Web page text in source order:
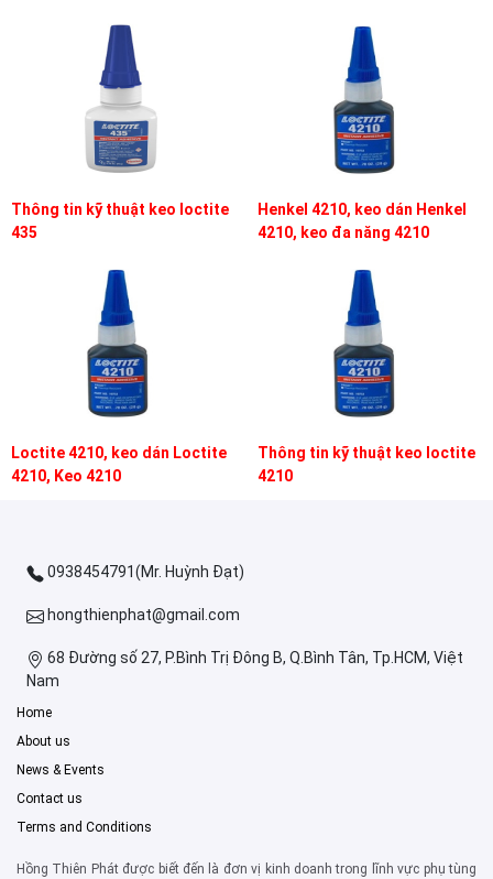
Thông tin kỹ thuật keo loctite
435
Henkel 4210, keo dán Henkel
4210, keo đa năng 4210
Loctite 4210, keo dán Loctite
4210, Keo 4210
Thông tin kỹ thuật keo loctite
4210
0938454791(Mr. Huỳnh Đạt)
hongthienphat@gmail.com
68 Đường số 27, P.Bình Trị Đông B, Q.Bình Tân, Tp.HCM, Việt
Nam
Home
About us
News & Events
Contact us
Terms and Conditions
Hồng Thiên Phát được biết đến là đơn vị kinh doanh trong lĩnh vực phụ tùng